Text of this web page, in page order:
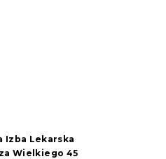
Izba Lekarska
Wielkiego 45